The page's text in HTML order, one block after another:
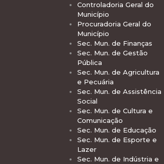
Controladoria Geral do
Município
Procuradoria Geral do
Município
Sec. Mun. de Finanças
Sec. Mun. de Gestão
Pública
Sec. Mun. de Agricultura
e Pecuária
Sec. Mun. de Assistência
Social
Sec. Mun. de Cultura e
Comunicação
Sec. Mun. de Educação
Sec. Mun. de Esporte e
Lazer
Sec. Mun. de Indústria e